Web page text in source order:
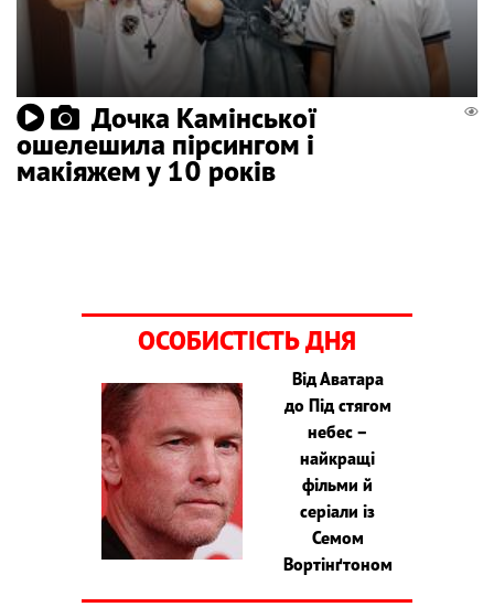
Дочка Камінської
ошелешила пірсингом і
макіяжем у 10 років
ОСОБИСТІСТЬ ДНЯ
Від Аватара
до Під стягом
небес –
найкращі
фільми й
серіали із
Семом
Вортінґтоном